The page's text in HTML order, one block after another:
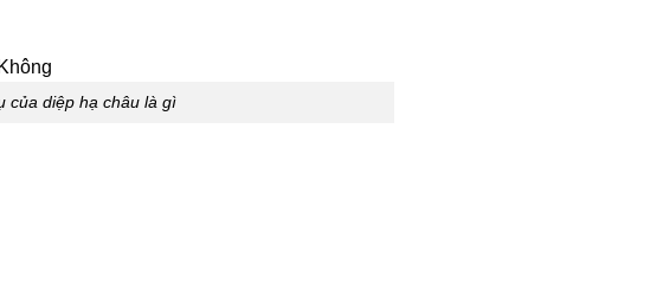
của diệp hạ châu là gì